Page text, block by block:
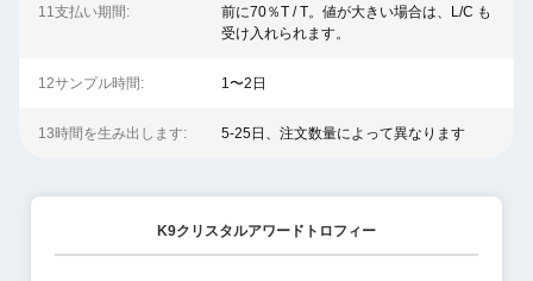
11支払い期間:
前に70％T / T。値が大きい場合は、L/C も
受け入れられます。
12サンプル時間: 1〜2日
13時間を生み出します: 5-25日、注文数量によって異なります
K9クリスタルアワードトロフィー